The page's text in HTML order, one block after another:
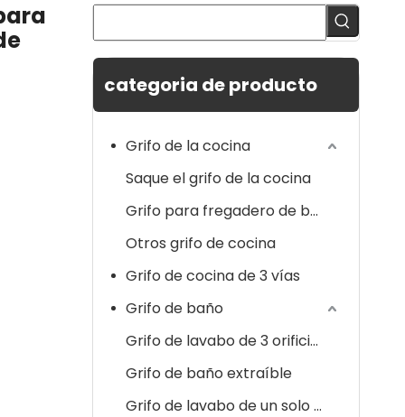
categoria de producto
Grifo de la cocina
Saque el grifo de la cocina
Grifo para fregadero de barra
Otros grifo de cocina
Grifo de cocina de 3 vías
Grifo de baño
Grifo de lavabo de 3 orificios
Grifo de baño extraíble
Grifo de lavabo de un solo orificio